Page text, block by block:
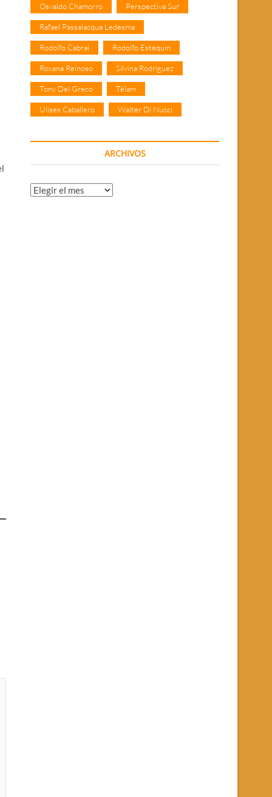
Osvaldo Chamorro Perspectiva Sur
Rafael Passalacqua Ledesma
Rodolfo Cabral Rodolfo Estequin
Roxana Reinoso Silvina Rodríguez
Tony Del Greco Télam
Ulises Caballero Walter Di Nucci
ARCHIVOS
Archivos